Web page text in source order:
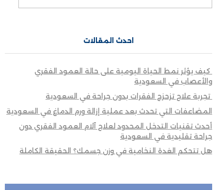
احدث المقالات
كيف يؤثر نمط الحياة اليومية على حالة العمود الفقري
والأعصاب في السعودية
تجربة علاج تزحزح الفقرات بدون جراحة في السعودية
المضاعفات التي تحدث بعد عملية إزالة ورم الدماغ في السعودية
أحدث تقنيات التدخل المحدود لعلاج آلام العمود الفقري دون
جراحة تقليدية في السعودية
هل تتحكم الغدة النخامية في وزن جسمك؟ الحقيقة الكاملة